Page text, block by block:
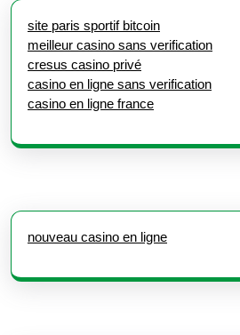
site paris sportif bitcoin
meilleur casino sans verification
cresus casino privé
casino en ligne sans verification
casino en ligne france
nouveau casino en ligne